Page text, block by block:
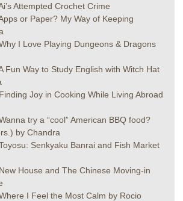
Attempted Crochet Crime
or Paper? My Way of Keeping
I Love Playing Dungeons & Dragons
Fun Way to Study English with Witch Hat
Finding Joy in Cooking While Living Abroad
try a “cool” American BBQ food?
by Chandra
Senkyaku Banrai and Fish Market
New House and The Chinese Moving-in
I Feel the Most Calm by Rocio